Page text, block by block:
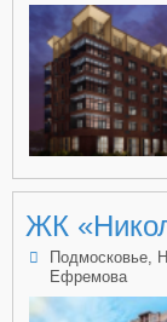
ЖК
Подмосковье,
Ефремова